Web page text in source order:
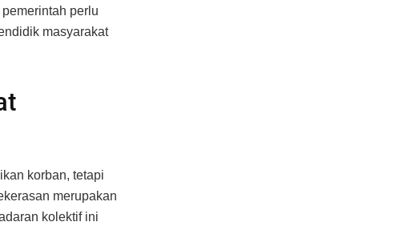
perlu
masyarakat
korban, tetapi
merupakan
kolektif ini